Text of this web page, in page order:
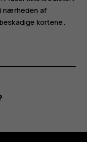
nærheden af
kortene.